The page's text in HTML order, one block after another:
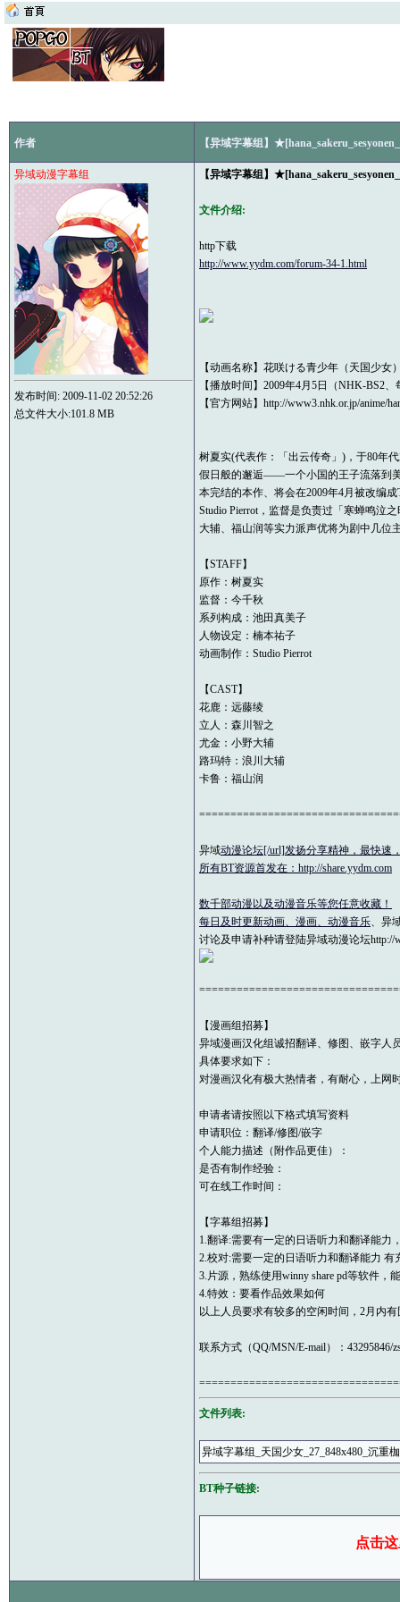
作者 【异域字幕组】
异域动漫字幕组
发布时间: 2009-11-02 20:52:26
总文件大小:101.8 MB
【异域字幕组】
文件介绍:
http下载
http://www.yydm.com/forum-34-1.html
【动画名称】花咲ける青少年（天国少女
【播放时间】2009年4月5日（NHK-BS2、
【官方网站】http://www3.nhk.or.jp/anime/
树夏实(代表作：「出云传奇」)，于80年
假日般的邂逅——一个小国的王子流落到
本完结的本作、将会在2009年4月被改编
Studio Pierrot，监督是负责过「寒蝉鸣泣
大辅、福山润等实力派声优将为剧中几位
【STAFF】
原作：树夏实
监督：今千秋
系列构成：池田真美子
人物设定：楠本祐子
动画制作：Studio Pierrot
【CAST】
花鹿：远藤绫
立人：森川智之
尤金：小野大辅
路玛特：浪川大辅
卡鲁：福山润
异域动漫论坛[/url]发扬分享精神，最快速
所有BT资源首发在：http://share.yydm.com
数千部动漫以及动漫音乐等您任意收藏！
每日及时更新动画、漫画、 动漫音乐、异
讨论及申请补种请登陆异域动漫论坛http://
【漫画组招募】
异域漫画汉化组诚招翻译、修图、嵌字人
具体要求如下：
对漫画汉化有极大热情者，有耐心，上网
申请者请按照以下格式填写资料
申请职位：翻译/修图/嵌字
个人能力描述（附作品更佳）：
是否有制作经验：
可在线工作时间：
【字幕组招募】
1.翻译:需要有一定的日语听力和翻译能力
2.校对:需要一定的日语听力和翻译能力 有
3.片源，熟练使用winny share pd等软件，
4.特效：要看作品效果如何
以上人员要求有较多的空闲时间，2月内
联系方式（QQ/MSN/E-mail）：43295846/
文件列表:
异域字幕组_天国少女_27_848x480_沉重
BT种子链接:
点击